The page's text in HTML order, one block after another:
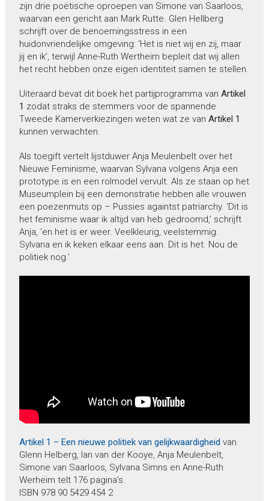
zijn drie poëtische oproepen van Simone van Saarloos,
waarvan een gericht aan Mark Rutte. Glen Hellberg
schrijft over de benoemingsstress in een
huidonvriendelijke omgeving: ‘Het is niet wij en zij, maar
jij en ik’, terwijl Anne-Ruth Wertheim bepleit dat wij allen
het recht hebben onze eigen identiteit samen te stellen.
Uiteraard bevat dit boek het partijprogramma van Artikel
1 zodat straks de stemmers voor de spannende
Tweede Kamerverkiezingen weten wat ze van Artikel 1
kunnen verwachten.
Als toegift vertelt lijstduwer Anja Meulenbelt over het
Nieuwe Feminisme, waarvan Sylvana volgens Anja een
prototype is en een rolmodel vervult. Als ze staan op het
Museumplein bij een demonstratie hebben alle vrouwen
een poezenmuts op – Pussies againtst patriarchy. ‘Dit is
het feminisme waar ik altijd van heb gedroomd,’ schrijft
Anja, ‘en het is er weer. Veelkleurig, veelstemmig.
Sylvana en ik keken elkaar eens aan. Dit is het. Nou de
politiek nog.’
Artikel 1 – Een nieuwe politiek van gelijkwaardigheid van
Glenn Helberg, Ian van der Kooye, Anja Meulenbelt,
Simone van Saarloos, Sylvana Simns en Anne-Ruth
Werheim telt 176 pagina’s.
ISBN 978 90 5429 454 2